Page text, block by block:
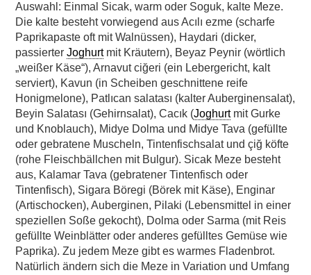
Auswahl: Einmal Sicak, warm oder Soguk, kalte Meze.
Die kalte besteht vorwiegend aus Acılı ezme (scharfe
Paprikapaste oft mit Walnüssen), Haydari (dicker,
passierterJoghurtmit Kräutern), Beyaz Peynir (wörtlich
„weißer Käse“), Arnavut ciğeri (ein Lebergericht, kalt
serviert), Kavun (in Scheiben geschnittene reife
Honigmelone), Patlıcan salatası (kalter Auberginensalat),
Beyin Salatası (Gehirnsalat), Cacık (Joghurtmit Gurke
und Knoblauch), Midye Dolma und Midye Tava (gefüllte
oder gebratene Muscheln, Tintenfischsalat und çiğ köfte
(rohe Fleischbällchen mit Bulgur). Sicak Meze besteht
aus, Kalamar Tava (gebratener Tintenfisch oder
Tintenfisch), Sigara Böregi (Börek mit Käse), Enginar
(Artischocken), Auberginen, Pilaki (Lebensmittel in einer
speziellen Soße gekocht), Dolma oder Sarma (mit Reis
gefüllte Weinblätter oder anderes gefülltes Gemüse wie
Paprika). Zu jedem Meze gibt es warmes Fladenbrot.
Natürlich ändern sich die Meze in Variation und Umfang